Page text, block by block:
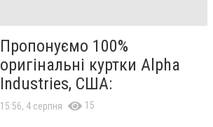
Пропонуємо 100%
оригінальні куртки Alpha
Industries, США:
15:56, 4 серпня 15